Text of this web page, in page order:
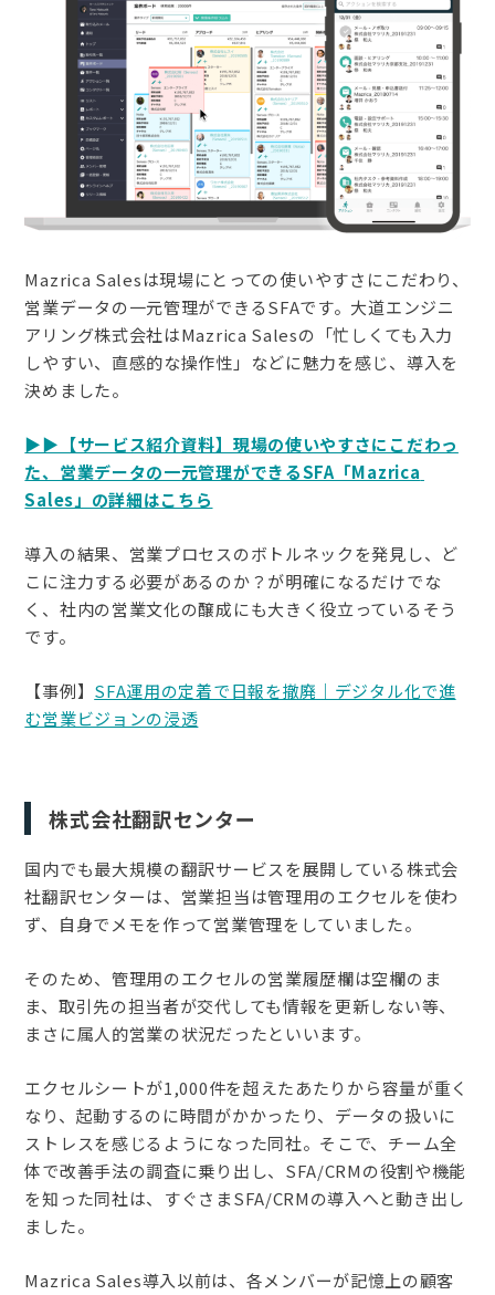
Mazrica Salesは現場にとっての使いやすさにこだわり、
営業データの一元管理ができるSFAです。大道エンジニ
アリング株式会社はMazrica Salesの「忙しくても入力
しやすい、直感的な操作性」などに魅力を感じ、導入を
決めました。
▶▶【サービス紹介資料】現場の使いやすさにこだわっ
た、営業データの一元管理ができるSFA「Mazrica
Sales」の詳細はこちら
導入の結果、営業プロセスのボトルネックを発見し、ど
こに注力する必要があるのか？が明確になるだけでな
く、社内の営業文化の醸成にも大きく役立っているそう
です。
【事例】 SFA運用の定着で日報を撤廃｜デジタル化で進
む営業ビジョンの浸透
株式会社翻訳センター
国内でも最大規模の翻訳サービスを展開している株式会
社翻訳センターは、営業担当は管理用のエクセルを使わ
ず、自身でメモを作って営業管理をしていました。
そのため、管理用のエクセルの営業履歴欄は空欄のま
ま、取引先の担当者が交代しても情報を更新しない等、
まさに属人的営業の状況だったといいます。
エクセルシートが1,000件を超えたあたりから容量が重く
なり、起動するのに時間がかかったり、データの扱いに
ストレスを感じるようになった同社。そこで、チーム全
体で改善手法の調査に乗り出し、SFA/CRMの役割や機能
を知った同社は、すぐさまSFA/CRMの導入へと動き出し
ました。
Mazrica Sales導入以前は、各メンバーが記憶上の顧客